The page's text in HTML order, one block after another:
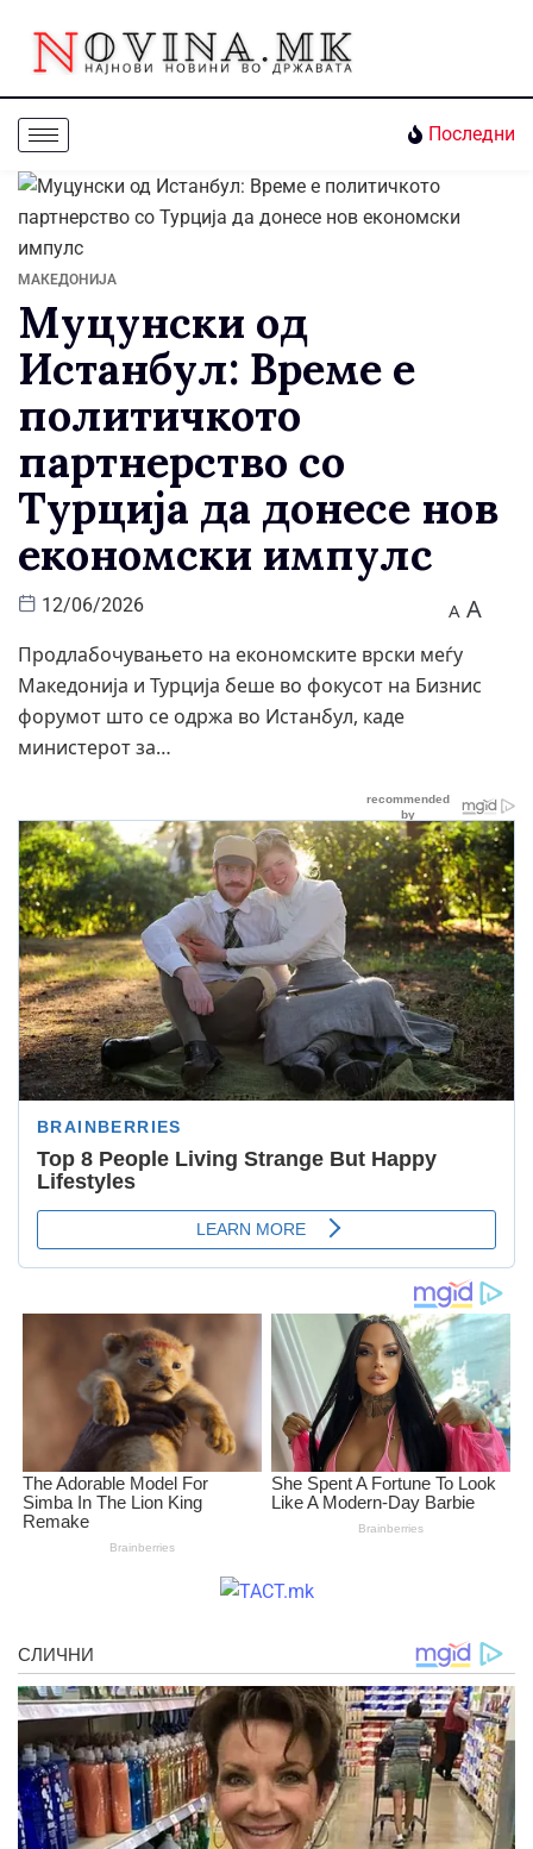
Последни
МАКЕДОНИЈА
Муцунски од
Истанбул: Време е
политичкото
партнерство со
Турција да донесе нов
економски импулс
12/06/2026 A A
Продлабочувањето на економските врски меѓу
Македонија и Турција беше во фокусот на Бизнис
форумот што се одржа во Истанбул, каде
министерот за…